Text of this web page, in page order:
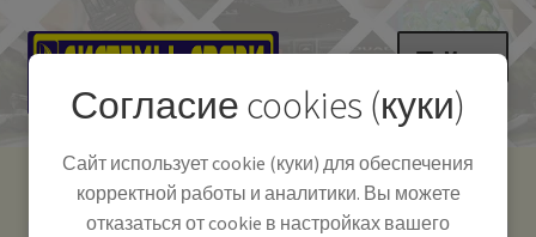
Перейти
навигации
Перейти
содержимому
Меню
Согласие cookies (куки)
Сайт использует cookie (куки) для обеспечения
корректной работы и аналитики. Вы можете
отказаться от cookie в настройках вашего